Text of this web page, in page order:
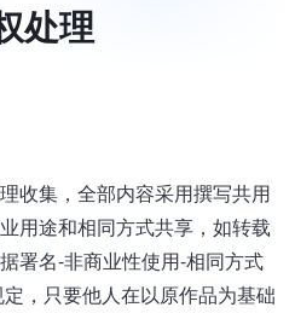
处理
收集，全部内容采用撰写共用
用途和相同方式共享，如转载
署名-非商业性使用-相同方式
，只要他人在以原作品为基础